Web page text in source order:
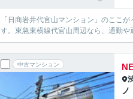
「日商岩井代官山マンション」のここ
す。東急東横線代官山周辺なら、通勤
中古マンション